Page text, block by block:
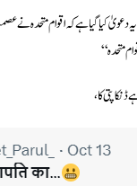
کیا گیا ہے کہ اقوام متحدہ نے
متحدہ‘‘
پتی کا،